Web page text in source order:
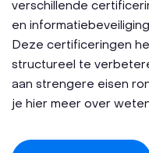
verschillende
en
Deze certificeringen
structureel te
aan strengere eisen
je hier meer over